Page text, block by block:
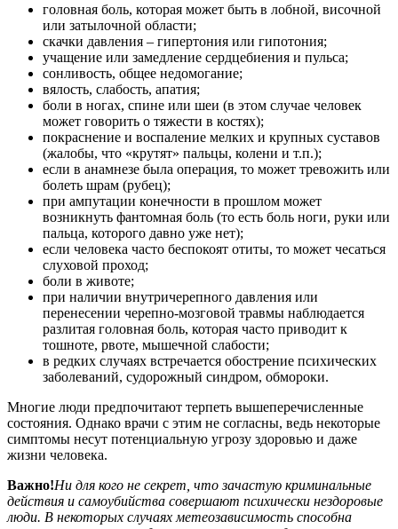
головная боль, которая может быть в лобной, височной
или затылочной области;
скачки давления – гипертония или гипотония;
учащение или замедление сердцебиения и пульса;
сонливость, общее недомогание;
вялость, слабость, апатия;
боли в ногах, спине или шеи (в этом случае человек
может говорить о тяжести в костях);
покраснение и воспаление мелких и крупных суставов
(жалобы, что «крутят» пальцы, колени и т.п.);
если в анамнезе была операция, то может тревожить или
болеть шрам (рубец);
при ампутации конечности в прошлом может
возникнуть фантомная боль (то есть боль ноги, руки или
пальца, которого давно уже нет);
если человека часто беспокоят отиты, то может чесаться
слуховой проход;
боли в животе;
при наличии внутричерепного давления или
перенесении черепно-мозговой травмы наблюдается
разлитая головная боль, которая часто приводит к
тошноте, рвоте, мышечной слабости;
в редких случаях встречается обострение психических
заболеваний, судорожный синдром, обмороки.
Многие люди предпочитают терпеть вышеперечисленные
состояния. Однако врачи с этим не согласны, ведь некоторые
симптомы несут потенциальную угрозу здоровью и даже
жизни человека.
Важно!Ни для кого не секрет, что зачастую криминальные
действия и самоубийства совершают психически нездоровые
люди. В некоторых случаях метеозависимость способна